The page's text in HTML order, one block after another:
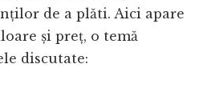
de a plăti. Aici apare
și preț, o temă
discutate: